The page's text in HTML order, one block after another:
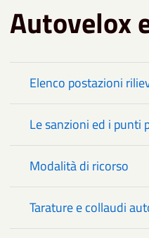
Autovelox
Elenco postazioni
Le sanzioni ed i punti
Modalità di ricorso
Tarature e collaudi